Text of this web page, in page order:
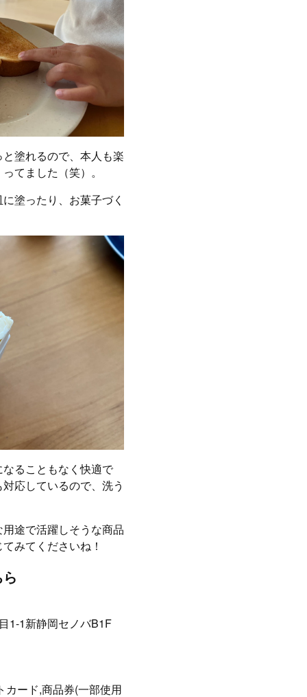
塗れるので、本人も楽
てました（笑）。
塗ったり、お菓子づく
ることもなく快適で
応しているので、洗う
途で活躍しそうな商品
みてくださいね！
1-1新静岡セノバB1F
カード,商品券(一部使用